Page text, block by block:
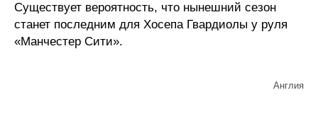
Существует вероятность, что нынешний сезон
станет последним для Хосепа Гвардиолы у руля
«Манчестер Сити».
Англия